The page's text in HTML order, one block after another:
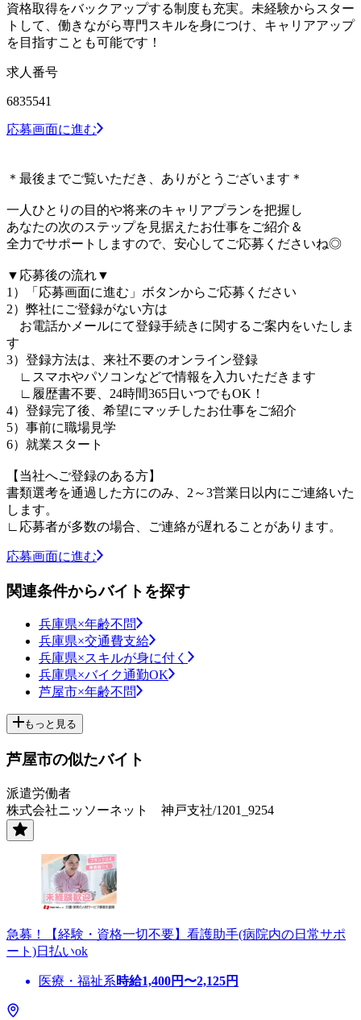
資格取得をバックアップする制度も充実。未経験からスター
トして、働きながら専門スキルを身につけ、キャリアアップ
を目指すことも可能です！
求人番号
6835541
応募画面に進む
＊最後までご覧いただき、ありがとうございます＊
一人ひとりの目的や将来のキャリアプランを把握し
あなたの次のステップを見据えたお仕事をご紹介＆
全力でサポートしますので、安心してご応募くださいね◎
▼応募後の流れ▼
1）「応募画面に進む」ボタンからご応募ください
2）弊社にご登録がない方は
お電話かメールにて登録手続きに関するご案内をいたしま
す
3）登録方法は、来社不要のオンライン登録
∟スマホやパソコンなどで情報を入力いただきます
∟履歴書不要、24時間365日いつでもOK！
4）登録完了後、希望にマッチしたお仕事をご紹介
5）事前に職場見学
6）就業スタート
【当社へご登録のある方】
書類選考を通過した方にのみ、2～3営業日以内にご連絡いた
します。
∟応募者が多数の場合、ご連絡が遅れることがあります。
応募画面に進む
関連条件からバイトを探す
兵庫県×年齢不問
兵庫県×交通費支給
兵庫県×スキルが身に付く
兵庫県×バイク通勤OK
芦屋市×年齢不問
もっと見る
芦屋市の似たバイト
派遣労働者
株式会社ニッソーネット 神戸支社/1201_9254
急募！【経験・資格一切不要】看護助手(病院内の日常サポ
ート)日払いok
医療・福祉系時給1,400円〜2,125円